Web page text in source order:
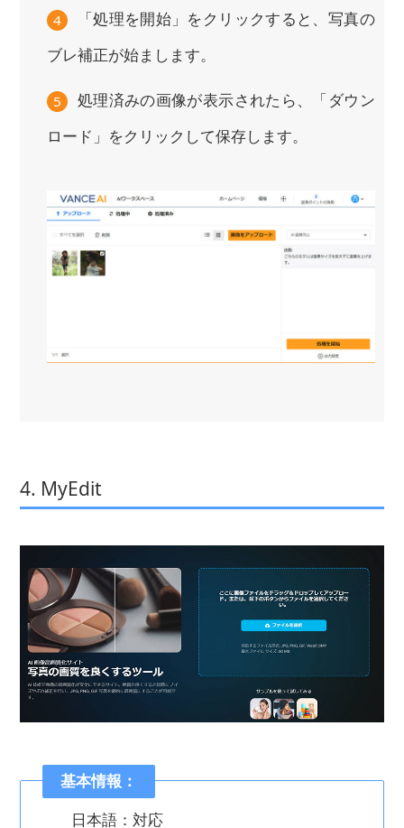
4
「処理を開始」をクリックすると、写真の
ブレ補正が始まします。
5
処理済みの画像が表示されたら、「ダウン
ロード」をクリックして保存します。
4. MyEdit
基本情報：
日本語：対応